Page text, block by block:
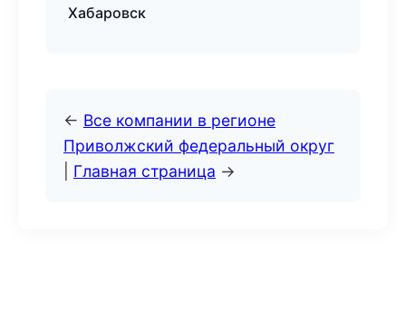
Хабаровск
← Все компании в регионе
Приволжский федеральный округ
Главная страница →